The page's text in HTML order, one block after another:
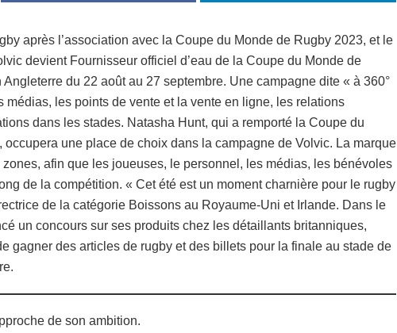
après l’association avec la Coupe du Monde de Rugby 2023, et le
devient Fournisseur officiel d’eau de la Coupe du Monde de
du 22 août au 27 septembre. Une campagne dite « à 360°
les points de vente et la vente en ligne, les relations
dans les stades. Natasha Hunt, qui a remporté la Coupe du
une place de choix dans la campagne de Volvic. La marque
zones, afin que les joueuses, le personnel, les médias, les bénévoles
de la compétition. « Cet été est un moment charnière pour le rugby
de la catégorie Boissons au Royaume-Uni et Irlande. Dans le
un concours sur ses produits chez les détaillants britanniques,
gagner des articles de rugby et des billets pour la finale au stade de
de son ambition.